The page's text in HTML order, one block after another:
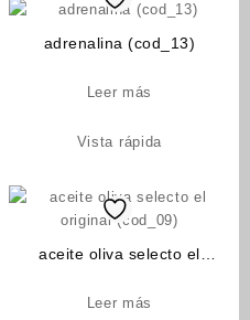
adrenalina (cod_13)
Leer más
Vista rápida
aceite oliva selecto el
Leer más